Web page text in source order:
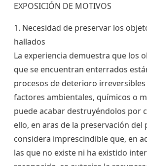
EXPOSICIÓN DE MOTIVOS
1. Necesidad de preservar los
hallados
La experiencia demuestra que los
que se encuentran enterrados
procesos de deterioro
factores ambientales, químicos o
puede acabar destruyéndolos por
ello, en aras de la preservación
considera imprescindible que, en
las que no existe ni ha existido